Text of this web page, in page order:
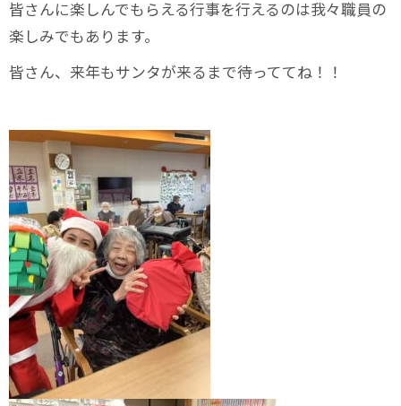
皆さんに楽しんでもらえる行事を行えるのは我々職員の
楽しみでもあります。
皆さん、来年もサンタが来るまで待っててね！！